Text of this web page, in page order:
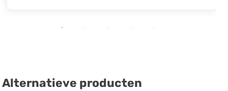
Alternatieve producten